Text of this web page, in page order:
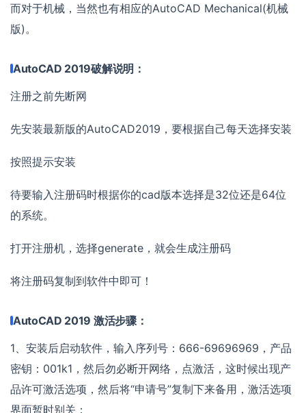
而对于机械，当然也有相应的AutoCAD Mechanical(机械
版)。
AutoCAD 2019破解说明：
注册之前先断网
先安装最新版的AutoCAD2019，要根据自己每天选择安装
按照提示安装
待要输入注册码时根据你的cad版本选择是32位还是64位
的系统。
打开注册机，选择generate，就会生成注册码
将注册码复制到软件中即可！
AutoCAD 2019 激活步骤：
1、安装后启动软件，输入序列号：666-69696969，产品
密钥：001k1，然后勿必断开网络，点激活，这时候出现产
品许可激活选项，然后将“申请号”复制下来备用，激活选项
界面暂时别关；